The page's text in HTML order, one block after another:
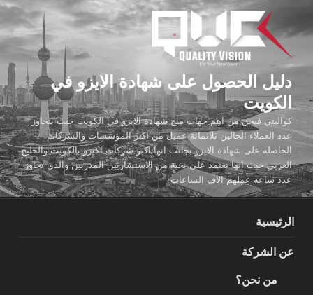
المحتوى
دليل الحصول على شهادة الايزو في
الكويت
كواليتي فيجن من اهم جهات منح شهادة الايزو في الكويت حيث يتجاوز
عدد العملاء الحالين ثلاثمائة عميل من اكبر المؤسسات والشركات
الحاصله على شهادة الايزو بجانب انها اكبر شركات الايزو بالكويت والخليج
العربي حيث انها تعتمد على نخبة من الاستشاريين المدربين والذي تجاوز
عدد ساعه عملهم الاف الساعات
الرئيسية
عن الشركة
من نحن؟